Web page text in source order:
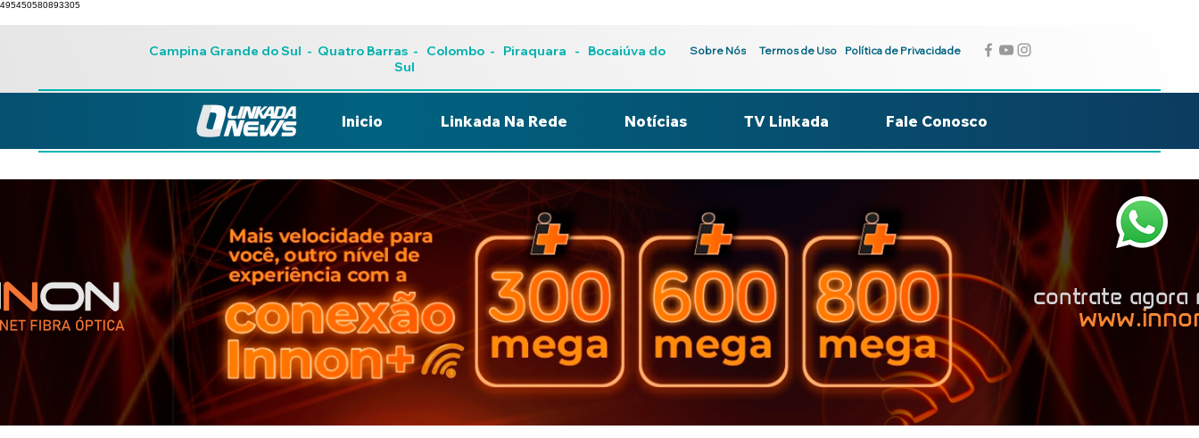
495450580893305
Campina Grande do Sul - Quatro Barras- Colombo- Piraquara - Bocaiúva do
Sul
Sobre Nós Termos de Uso Política de Privacidade
Inicio Linkada Na Rede Notícias TV Linkada Fale Conosco